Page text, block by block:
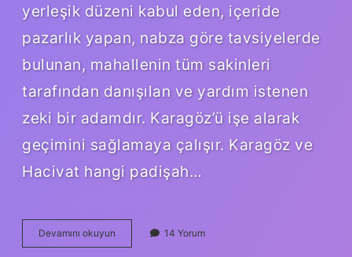
yerleşik düzeni kabul eden, içeride
pazarlık yapan, nabza göre tavsiyelerde
bulunan, mahallenin tüm sakinleri
tarafından danışılan ve yardım istenen
zeki bir adamdır. Karagöz’ü işe alarak
geçimini sağlamaya çalışır. Karagöz ve
Hacivat hangi padişah…
Devamını okuyun Karagözün
Gerçek
14 Yorum